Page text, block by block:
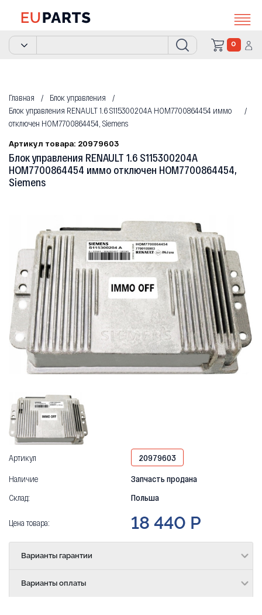
0
Главная
Блок управления
Блок управления RENAULT 1.6 S115300204A HOM7700864454 иммо
отключен HOM7700864454, Siemens
Артикул товара: 20979603
Блок управления RENAULT 1.6 S115300204A
HOM7700864454 иммо отключен HOM7700864454,
Siemens
Артикул
20979603
Наличие
Запчасть продана
Склад:
Польша
Цена товара: 18 440 Р
Варианты гарантии
Варианты оплаты